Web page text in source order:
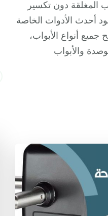
المغلقة دون تكسير
أحدث الأدوات الخاصة
جميع أنواع الأبواب،
والأبواب